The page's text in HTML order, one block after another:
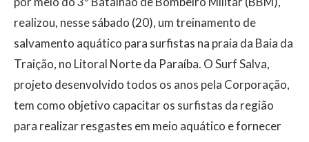
realizou, nesse sábado (20), um treinamento de
salvamento aquático para surfistas na praia da Baia da
Traição, no Litoral Norte da Paraíba. O Surf Salva,
projeto desenvolvido todos os anos pela Corporação,
tem como objetivo capacitar os surfistas da região
para realizar resgastes em meio aquático e fornecer